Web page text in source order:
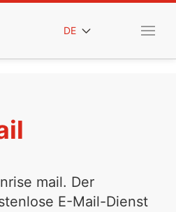
DE
mail. Der
E-Mail-Dienst